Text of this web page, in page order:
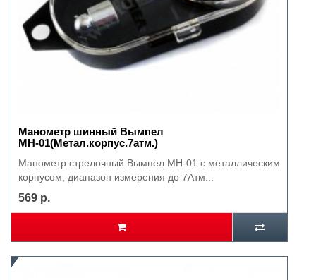
Манометр шинный Вымпел
МН-01(Метал.корпус.7атм.)
Манометр стрелочный Вымпел МН-01 с металлическим
корпусом, диапазон измерения до 7Атм...
569 р.